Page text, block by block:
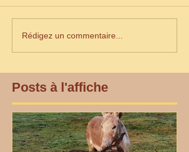
Rédigez un commentaire...
Posts à l'affiche